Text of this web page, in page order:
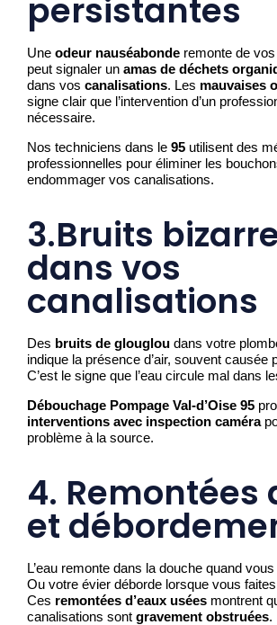
persistantes
Une odeur nauséabonde remonte de vos
peut signaler un amas de déchets
dans vos canalisations. Les mauvaises
signe clair que l’intervention d’un
nécessaire.
Nos techniciens dans le 95 utilisent des
professionnelles pour éliminer les
endommager vos canalisations.
3.Bruits
dans vos
canalisations
Des bruits de glouglou dans votre
indique la présence d’air, souvent causée
C’est le signe que l’eau circule mal dans
Débouchage Pompage Val-d’Oise 95
interventions avec inspection caméra
problème à la source.
4. Remontées
et
L’eau remonte dans la douche quand
Ou votre évier déborde lorsque vous
Ces remontées d’eaux usées montrent
canalisations sont gravement obstruées.